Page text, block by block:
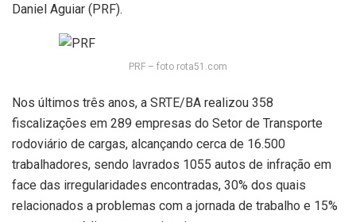
Daniel Aguiar (PRF).
PRF – foto rota51.com
Nos últimos três anos, a SRTE/BA realizou 358
fiscalizações em 289 empresas do Setor de Transporte
rodoviário de cargas, alcançando cerca de 16.500
trabalhadores, sendo lavrados 1055 autos de infração em
face das irregularidades encontradas, 30% dos quais
relacionados a problemas com a jornada de trabalho e 15%